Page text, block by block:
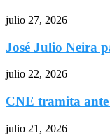
julio 27, 2026
José Julio Neira
julio 22, 2026
CNE tramita
julio 21, 2026